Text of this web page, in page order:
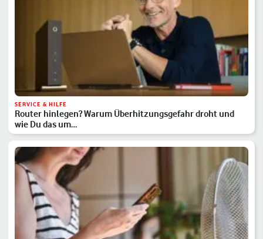
SERVICE & HILFE
Router hinlegen? Warum Überhitzungsgefahr droht und
wie Du das um…